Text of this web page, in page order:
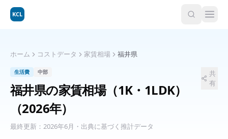
KCL
ホーム コストデータ 家賃相場 福井県
生活費 中部
福井県の家賃相場（1K・1LDK）
（2026年）
最終更新： 2026年6月 ・出典に基づく推計データ
共
有